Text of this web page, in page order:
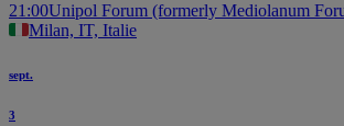
21:00Unipol Forum (formerly Mediolanum
Milan, IT, Italie
sept.
3